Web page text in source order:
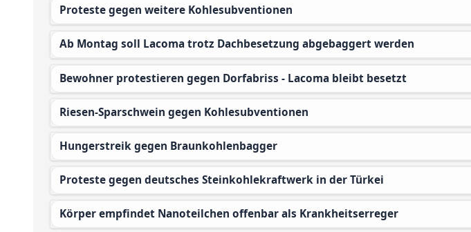
Proteste gegen weitere Kohlesubventionen
Ab Montag soll Lacoma trotz Dachbesetzung abgebaggert werden
Bewohner protestieren gegen Dorfabriss - Lacoma bleibt besetzt
Riesen-Sparschwein gegen Kohlesubventionen
Hungerstreik gegen Braunkohlenbagger
Proteste gegen deutsches Steinkohlekraftwerk in der Türkei
Körper empfindet Nanoteilchen offenbar als Krankheitserreger